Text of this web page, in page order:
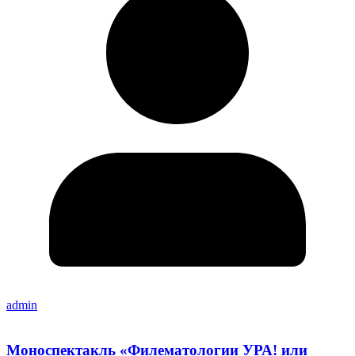
admin
Моноспектакль «Филематологии УРА! или